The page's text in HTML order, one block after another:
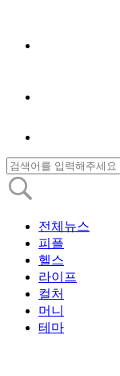
전체뉴스
피플
헬스
라이프
컬처
머니
테마